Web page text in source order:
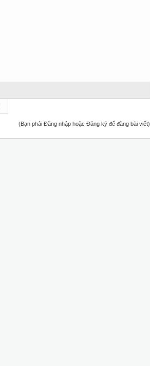
(Bạn phải Đăng nhập hoặc Đăng ký để đăng bài viết)